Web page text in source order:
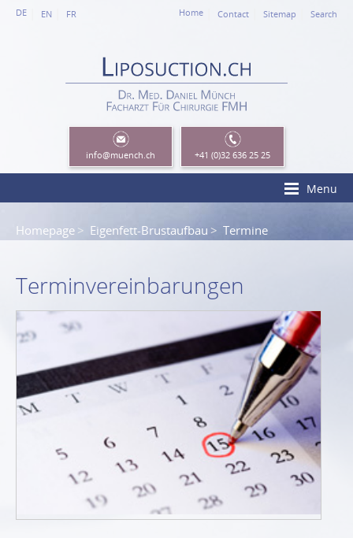
DE EN FR Home Contact Sitemap Search
Menu
Homepage Eigenfett-Brustaufbau Termine
Terminvereinbarungen
info@muench.ch +41 (0)32 636 25 25